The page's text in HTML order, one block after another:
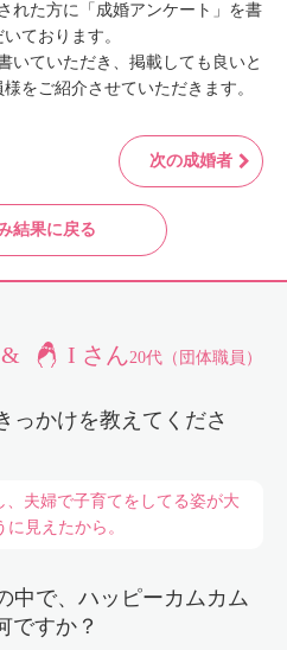
れた方に「成婚アンケート」を書
ております。
いていただき、掲載しても良いと
をご紹介させていただきます。
次の成婚者
結果に戻る
& I さん20代（団体職員）
っかけを教えてくださ
夫婦で子育てをしてる姿が大
見えたから。
中で、ハッピーカムカム
ですか？